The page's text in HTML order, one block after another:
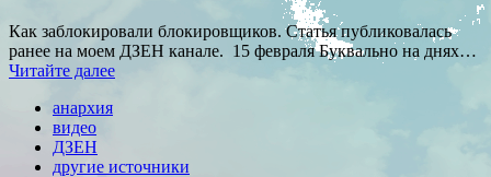
Как заблокировали блокировщиков. Статья публиковалась
ранее на моем ДЗЕН канале. 15 февраля Буквально на днях…
Читайте далее
анархия
видео
ДЗЕН
другие источники